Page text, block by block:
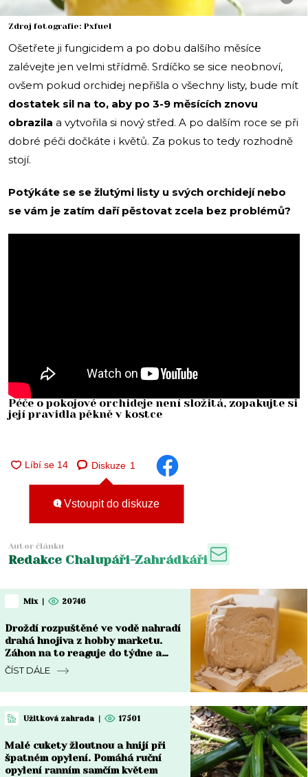
Zdroj fotografie: Pxfuel
Ošetřete ji fungicidem a po dobu dalšího měsíce
zalévejte jen velmi střídmě. Srdíčko se sice neobnoví,
ovšem pokud orchidej nepřišla o všechny listy, bude mít
dostatek sil na to, aby po 3-9 měsících znovu
obrazila a vytvořila si nový střed. A po dalším roce se při
dobré péči dočkáte i květů. Za pokus to tedy rozhodně
stojí.
Potýkáte se se žlutými listy u svých orchidejí nebo
se vám je zatím daří pěstovat zcela bez problémů?
Péče o pokojové orchideje není složitá, zopakujte si
její pravidla pěkně v kostce
Diskuze 1
Vstoupit do diskuze
Autor článku
Redakce Chalupáři-Zahrádkáři
Mix | 20746
Droždí rozpuštěné ve vodě nahradí
drahá hnojiva z hobby marketu.
Záhon na to reaguje do týdne a
rozdíl je vidět pouhým okem
ČÍST DÁLE
Užitková zahrada | 17501
Malé cukety žloutnou a hnijí při
špatném opylení. Pomáhá ruční
opylení ranním samčím květem